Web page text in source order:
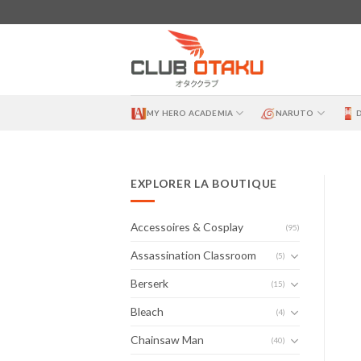
to
MY HERO ACADEMIA NARUTO
EXPLORER LA BOUTIQUE
Accessoires & Cosplay (95)
Assassination Classroom (5)
Berserk (15)
Bleach (4)
Chainsaw Man (40)